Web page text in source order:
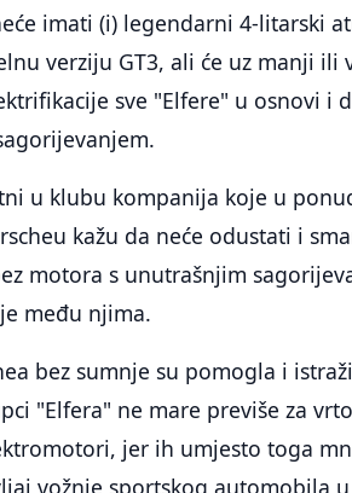
imati (i) legendarni 4-litarski
verziju GT3, ali će uz manji ili
sve "Elfere" u osnovi i
u klubu kompanija koje u
kažu da neće odustati i
motora s unutrašnjim
među njima.
bez sumnje su pomogla i
"Elfera" ne mare previše za
jer ih umjesto toga
vožnje sportskog automobila